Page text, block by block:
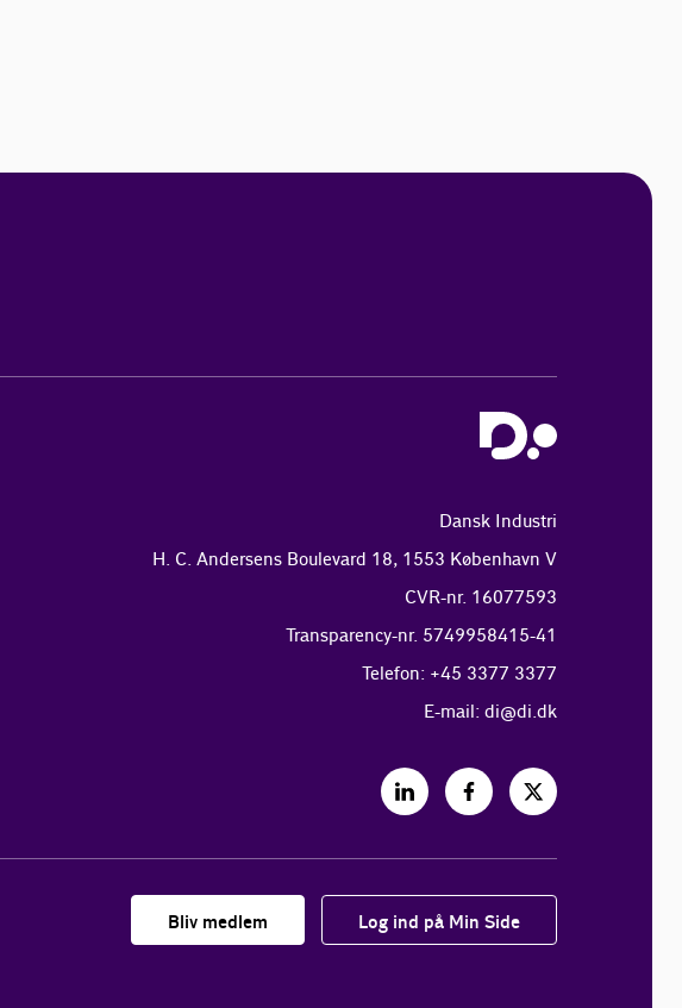
Dansk Industri
H. C. Andersens Boulevard 18, 1553 København V
CVR-nr. 16077593
Transparency-nr. 5749958415-41
Telefon: +45 3377 3377
E-mail: di@di.dk
Bliv medlem Log ind på Min Side